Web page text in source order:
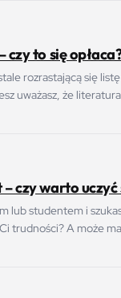
czy to się
rozrastającą się
uważasz, że
czy warto
lub studentem i
trudności? A może